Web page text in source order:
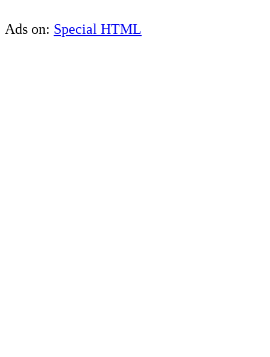
Ads on: Special HTML